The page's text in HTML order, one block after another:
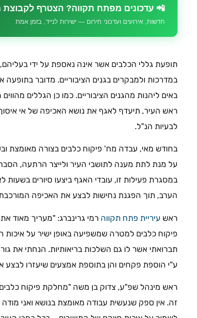
📲 עדכונים מפתח תקווה? הצטרף לקבוצת
חדשות, אירועים ועדכוני חירום — ישירות לנייד, בזמן אמת
תופעת גללי הכלבים אשר אינה נאספת על ידי
במדרכות ולמבקרים בגנים הציבוריים. מדובר
באים ליהנות מהגנים הציבוריים. כמו כן הגללים
ראש העיר, תיעדף לאגף את נושא האכיפה של אי
לבעיות הנ"ל.
בחודש מאי, עבדה מח' פיקוח כלבים בצורה מאומצת
על מנת לתת מענה לתושבי העיר ולייצר הרתעה,
במסגרת פעילות זו, עובדי האגף ביצעו סיורים
הערב, תוך הפגנת נחישות לבצע את האכיפה
ראש עיריית פתח תקווה רמי גרינברג: "מעריך מאוד
פיקוח כלבים למטרה שמשפיעה באופן ישיר על
תברואתי אשר לו גם השלכות בריאותיות. הנחתי את
ע"י הוספת פקחים והן בתוספת אמצעים שיעזרו לבצע
ראש מינהל שפ"ע, צדוק בן משה "מחלקת פיקוח
זה. אין ספק שנעשית עבודה מאומצת בנושא ואני